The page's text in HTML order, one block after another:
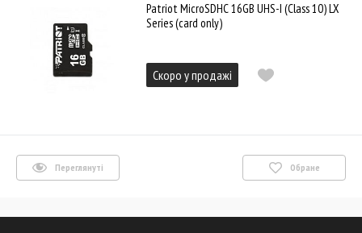
Patriot MicroSDHC 16GB UHS-I (Class 10) LX
Series (card only)
Скоро у продажі
Переглянуті Обране